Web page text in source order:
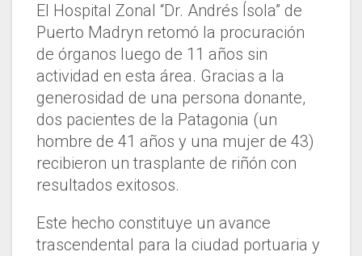
El Hospital Zonal “Dr. Andrés Ísola” de
Puerto Madryn retomó la procuración
de órganos luego de 11 años sin
actividad en esta área. Gracias a la
generosidad de una persona donante,
dos pacientes de la Patagonia (un
hombre de 41 años y una mujer de 43)
recibieron un trasplante de riñón con
resultados exitosos.
Este hecho constituye un avance
trascendental para la ciudad portuaria y